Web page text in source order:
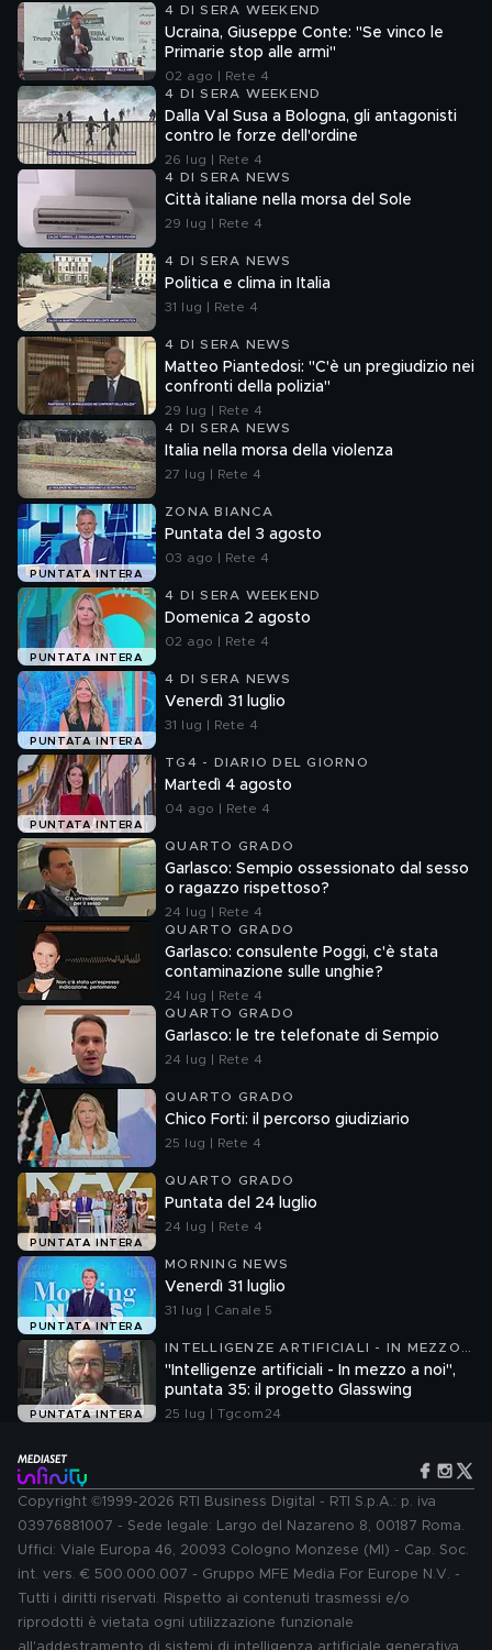
4 DI SERA WEEKEND
Ucraina, Giuseppe Conte: "Se vinco le
Primarie stop alle armi"
02 ago | Rete 4
4 DI SERA WEEKEND
Dalla Val Susa a Bologna, gli antagonisti
contro le forze dell'ordine
26 lug | Rete 4
4 DI SERA NEWS
Città italiane nella morsa del Sole
29 lug | Rete 4
4 DI SERA NEWS
Politica e clima in Italia
31 lug | Rete 4
4 DI SERA NEWS
Matteo Piantedosi: "C'è un pregiudizio nei
confronti della polizia"
29 lug | Rete 4
4 DI SERA NEWS
Italia nella morsa della violenza
27 lug | Rete 4
PUNTATA INTERA
ZONA BIANCA
Puntata del 3 agosto
03 ago | Rete 4
PUNTATA INTERA
4 DI SERA WEEKEND
Domenica 2 agosto
02 ago | Rete 4
PUNTATA INTERA
4 DI SERA NEWS
Venerdì 31 luglio
31 lug | Rete 4
PUNTATA INTERA
TG4 - DIARIO DEL GIORNO
Martedì 4 agosto
04 ago | Rete 4
QUARTO GRADO
Garlasco: Sempio ossessionato dal sesso
o ragazzo rispettoso?
24 lug | Rete 4
QUARTO GRADO
Garlasco: consulente Poggi, c'è stata
contaminazione sulle unghie?
24 lug | Rete 4
QUARTO GRADO
Garlasco: le tre telefonate di Sempio
24 lug | Rete 4
QUARTO GRADO
Chico Forti: il percorso giudiziario
25 lug | Rete 4
PUNTATA INTERA
QUARTO GRADO
Puntata del 24 luglio
24 lug | Rete 4
PUNTATA INTERA
MORNING NEWS
Venerdì 31 luglio
31 lug | Canale 5
PUNTATA INTERA
INTELLIGENZE ARTIFICIALI - IN MEZZO
A NOI
"Intelligenze artificiali - In mezzo a noi",
puntata 35: il progetto Glasswing
25 lug | Tgcom24
Copyright ©1999-2026 RTI Business Digital - RTI S.p.A.: p. iva
03976881007 - Sede legale: Largo del Nazareno 8, 00187 Roma.
Uffici: Viale Europa 46, 20093 Cologno Monzese (MI) - Cap. Soc.
int. vers. € 500.000.007 - Gruppo MFE Media For Europe N.V. -
Tutti i diritti riservati. Rispetto ai contenuti trasmessi e/o
riprodotti è vietata ogni utilizzazione funzionale